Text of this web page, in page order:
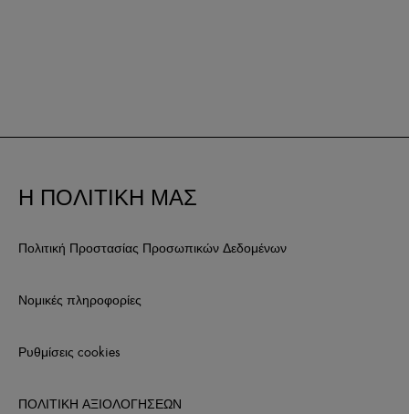
Η ΠΟΛΙΤΙΚΗ ΜΑΣ
Πολιτική Προστασίας Προσωπικών Δεδομένων
Νομικές πληροφορίες
Ρυθμίσεις cookies
ΠΟΛΙΤΙΚΗ ΑΞΙΟΛΟΓΗΣΕΩΝ